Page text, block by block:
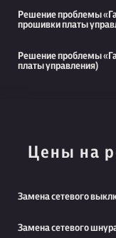
Решение проблемы
прошивки платы
Решение проблемы
платы управления)
Цены на
Замена сетевого
Замена сетевого